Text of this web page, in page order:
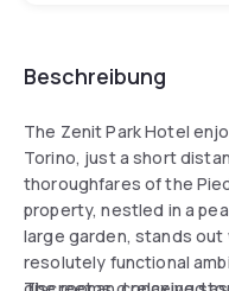
Beschreibung
The Zenit Park Hotel
Torino, just a short
thoroughfares of the
property, nestled in a
large garden, stands
resolutely functional